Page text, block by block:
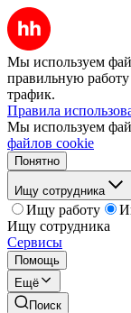
Мы используем
правильную работу
трафик.
Правила
Мы используем
файлов cookie
Понятно
Ищу сотрудника
Ищу работу
Ищу сотрудника
Сервисы
Помощь
Ещё
Поиск